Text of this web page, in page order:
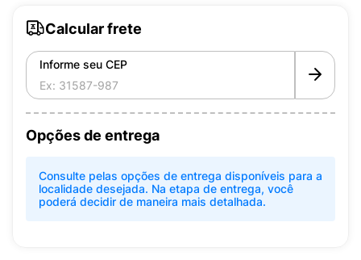
Calcular frete
Informe seu CEP
Opções de entrega
Consulte pelas opções de entrega disponíveis para a
localidade desejada. Na etapa de entrega, você
poderá decidir de maneira mais detalhada.